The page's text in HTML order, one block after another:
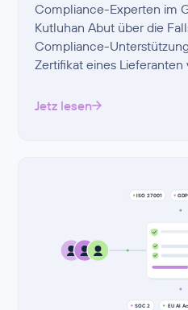
Compliance-Experten im
Kutluhan Abut über die
Compliance-
Zertifikat eines Lieferanten
Jetz lesen